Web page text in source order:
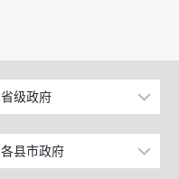
省级政府
北京
上海
各县市政府
昌吉市